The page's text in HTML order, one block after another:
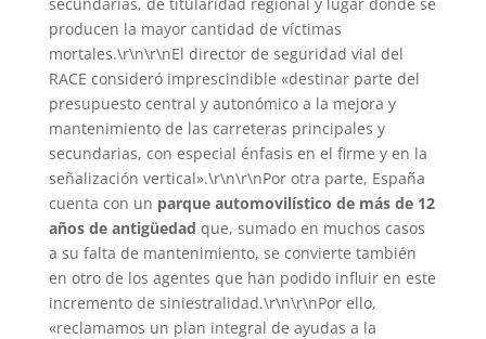
producen la mayor cantidad de víctimas
mortales.\r\n\r\nEl director de seguridad vial del
RACE consideró imprescindible «destinar parte del
presupuesto central y autonómico a la mejora y
mantenimiento de las carreteras principales y
secundarias, con especial énfasis en el firme y en la
señalización vertical».\r\n\r\nPor otra parte, España
cuenta con un parque automovilístico de más de 12
años de antigüedad que, sumado en muchos casos
a su falta de mantenimiento, se convierte también
en otro de los agentes que han podido influir en este
incremento de siniestralidad.\r\n\r\nPor ello,
«reclamamos un plan integral de ayudas a la